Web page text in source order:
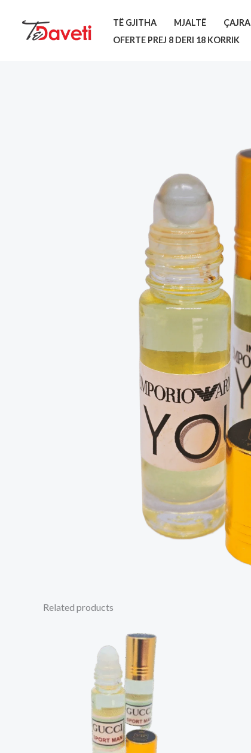
content
TË GJITHA MJALTË ÇAJRA
OFERTE PREJ 8 DERI 18 KORRIK
Related products